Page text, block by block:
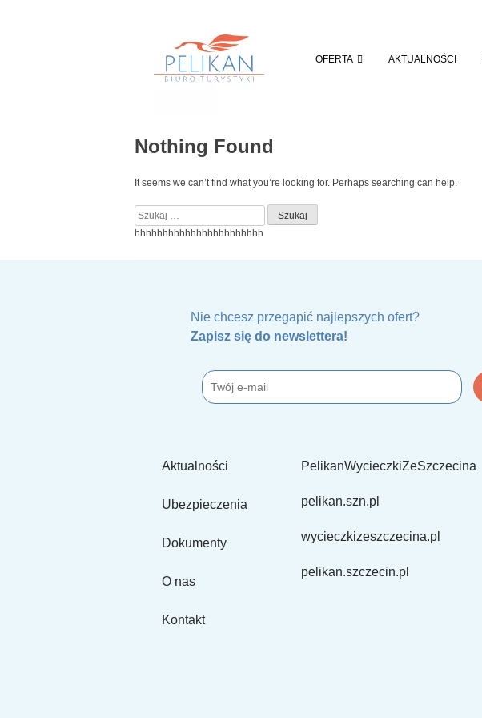
OFERTA AKTUALNOŚCI
Nothing Found
It seems we can’t find what you’re looking for. Perhaps searching can help.
Szukaj:
hhhhhhhhhhhhhhhhhhhhhhh
Nie chcesz przegapić najlepszych ofert?
Zapisz się do newslettera!
Aktualności
Ubezpieczenia
Dokumenty
O nas
Kontakt
PelikanWycieczkiZeSzczecina
pelikan.szn.pl
wycieczkizeszczecina.pl
pelikan.szczecin.pl